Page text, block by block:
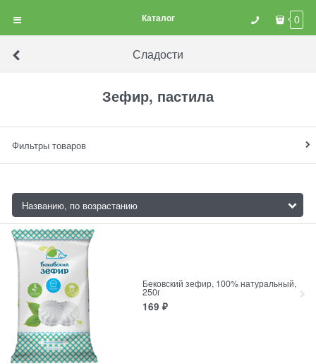
Каталог 0
Сладости
Зефир, пастила
Фильтры товаров
Бековский зефир, 100% натуральный,
250г
169 ₽